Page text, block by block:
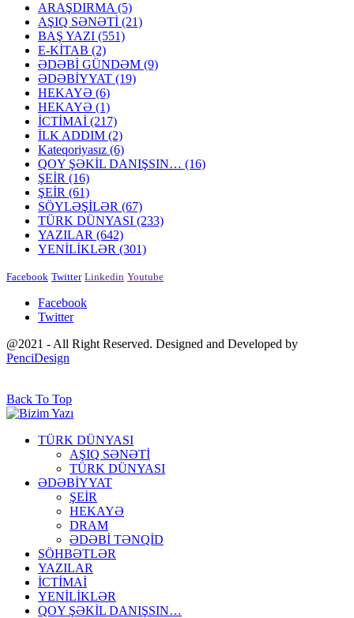
ARAŞDIRMA (5)
AŞIQ SƏNƏTİ (21)
BAŞ YAZI (551)
E-KİTAB (2)
ƏDƏBİ GÜNDƏM (9)
ƏDƏBİYYAT (19)
HEKAYƏ (6)
HEKAYƏ (1)
İCTİMAİ (217)
İLK ADDIM (2)
Kateqoriyasız (6)
QOY ŞƏKİL DANIŞSIN… (16)
ŞEİR (16)
ŞEİR (61)
SÖYLƏŞİLƏR (67)
TÜRK DÜNYASI (233)
YAZILAR (642)
YENİLİKLƏR (301)
Facebook Twitter Linkedin Youtube
Facebook
Twitter
@2021 - All Right Reserved. Designed and Developed by
PenciDesign
Back To Top
TÜRK DÜNYASI
AŞIQ SƏNƏTİ
TÜRK DÜNYASI
ƏDƏBİYYAT
ŞEİR
HEKAYƏ
DRAM
ƏDƏBİ TƏNQİD
SÖHBƏTLƏR
YAZILAR
İCTİMAİ
YENİLİKLƏR
QOY ŞƏKİL DANIŞSIN…